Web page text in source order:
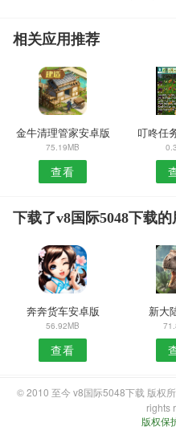
相关应用推荐
金牛清理管家安卓版
75.19MB
查看
叮咚任
下载了v8国际5048下载
奔奔货车安卓版
56.92MB
查看
新大
© 2010 至今 v8国际5048下载 版权
rights
版权保